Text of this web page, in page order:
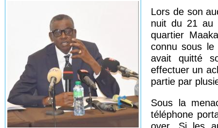
Lors de son
nuit du 21 au
quartier
connu sous
avait quitté
effectuer un
partie par
Sous la
téléphone